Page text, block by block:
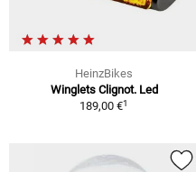
HeinzBikes
Winglets Clignot. Led
189,00 €1